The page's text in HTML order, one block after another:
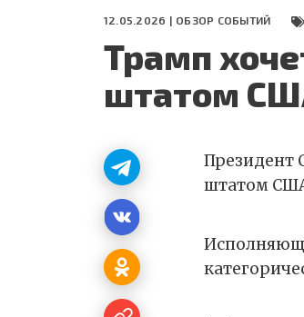
12.05.2026 | ОБЗОР СОБЫТИЙ
Трамп
штатом
Президент
штатом